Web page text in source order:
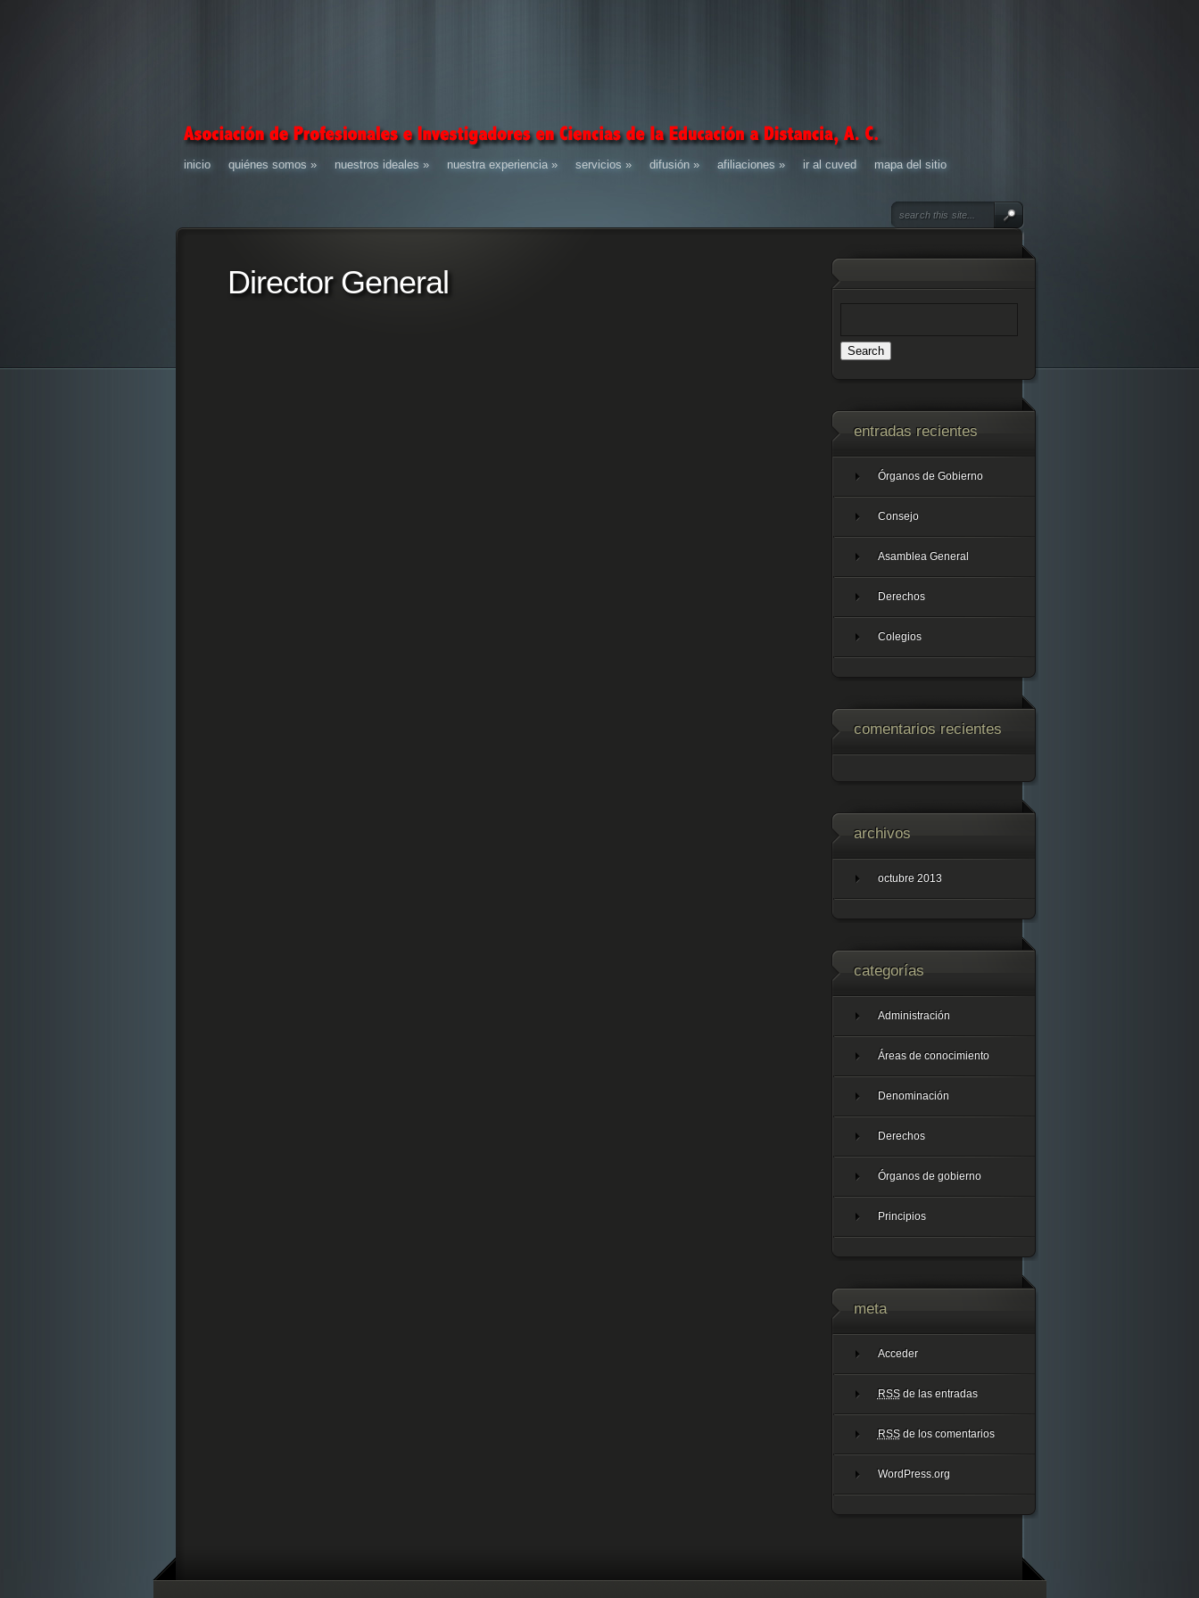
inicio quiénes somos » nuestros ideales » nuestra experiencia» servicios » difusión » afiliaciones » ir al cuved mapa del sitio
Director General
entradas recientes
Órganos de Gobierno
Consejo
Asamblea General
Derechos
Colegios
comentarios recientes
archivos
octubre 2013
categorías
Administración
Áreas de conocimiento
Denominación
Derechos
Órganos de gobierno
Principios
meta
Acceder
RSSde las entradas
RSSde los comentarios
WordPress.org